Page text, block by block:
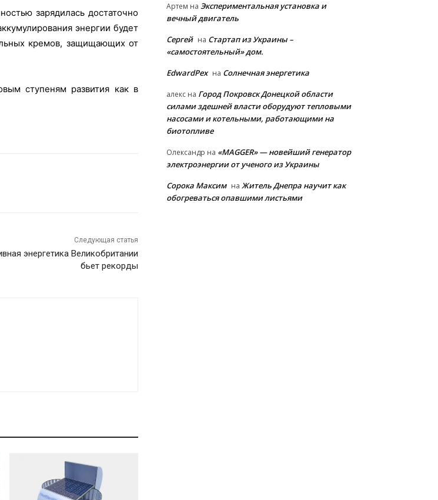
зарядилась достаточно
энергии будет
кремов, защищающих от
ступеням развития как в
Следующая статья
энергетика Великобритании
бьет рекорды
Артем на Экспериментальная установка и
вечный двигатель
Сергей на Стартап из Украины –
«самостоятельный» дом.
EdwardPex на Солнечная энергетика
алекс на Город Покровск Донецкой области
силами здешней власти оборудуют тепловыми
насосами и котельными, работающими на
биотопливе
Олександр на «MAGGER» — новейший генератор
электроэнергии от ученого из Украины
Сорока Максим на Житель Днепра научит как
обогреваться опавшими листьями